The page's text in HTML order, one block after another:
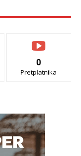
0
Pretplatnika